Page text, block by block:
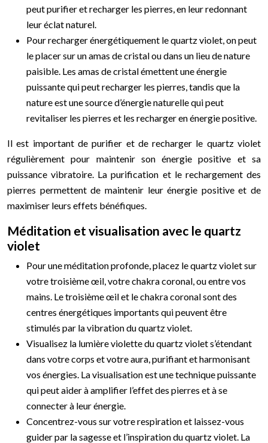
peut purifier et recharger les pierres, en leur redonnant
leur éclat naturel.
Pour recharger énergétiquement le quartz violet, on peut
le placer sur un amas de cristal ou dans un lieu de nature
paisible. Les amas de cristal émettent une énergie
puissante qui peut recharger les pierres, tandis que la
nature est une source d’énergie naturelle qui peut
revitaliser les pierres et les recharger en énergie positive.
Il est important de purifier et de recharger le quartz violet
régulièrement pour maintenir son énergie positive et sa
puissance vibratoire. La purification et le rechargement des
pierres permettent de maintenir leur énergie positive et de
maximiser leurs effets bénéfiques.
Méditation et visualisation avec le quartz
violet
Pour une méditation profonde, placez le quartz violet sur
votre troisième œil, votre chakra coronal, ou entre vos
mains. Le troisième œil et le chakra coronal sont des
centres énergétiques importants qui peuvent être
stimulés par la vibration du quartz violet.
Visualisez la lumière violette du quartz violet s’étendant
dans votre corps et votre aura, purifiant et harmonisant
vos énergies. La visualisation est une technique puissante
qui peut aider à amplifier l’effet des pierres et à se
connecter à leur énergie.
Concentrez-vous sur votre respiration et laissez-vous
guider par la sagesse et l’inspiration du quartz violet. La